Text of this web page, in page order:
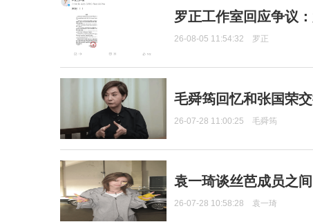
罗正工作室回应争议
26-08-05 11:54:32 罗正
毛舜筠回忆和张国荣
26-07-28 11:00:25 毛舜筠
袁一琦谈丝芭成员之
26-07-28 10:58:28 袁一琦